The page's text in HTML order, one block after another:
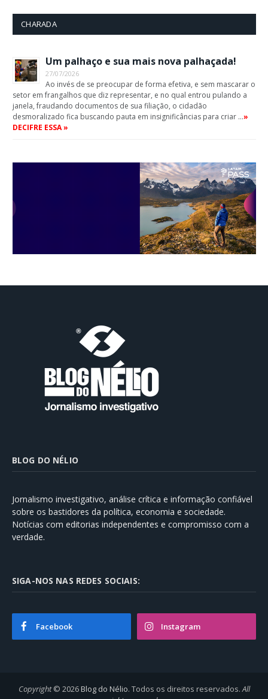
CHARADA
Um palhaço e sua mais nova palhaçada!
27/07/2026
Ao invés de se preocupar de forma efetiva, e sem mascarar o
setor em frangalhos que diz representar, e no qual entrou pulando a
janela, fraudando documentos de sua filiação, o cidadão
desmoralizado fica buscando pauta em insignificâncias para criar …»
DECIFRE ESSA »
BLOG DO NÉLIO
Jornalismo investigativo, análise crítica e informação confiável
sobre os bastidores da política, economia e sociedade.
Notícias com editorias independentes e compromisso com a
verdade.
SIGA-NOS NAS REDES SOCIAIS:
Facebook Instagram
Copyright© 2026Blog do Nélio. Todos os direitos reservados.All